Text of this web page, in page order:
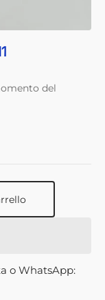
del
o WhatsApp: